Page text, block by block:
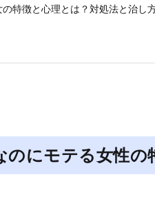
特徴と心理とは？対処法と治し
のにモテる女性の